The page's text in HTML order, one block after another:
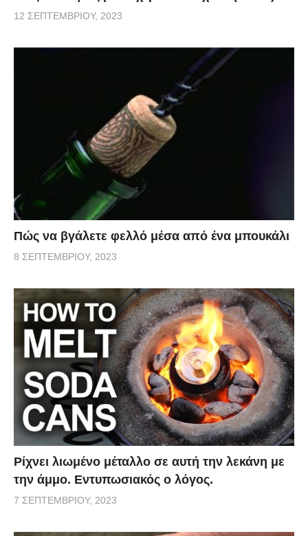
12 ΣΕΠΤΕΜΒΡΊΟΥ, 2023
Πώς να βγάλετε φελλό μέσα από ένα μπουκάλι
8 ΣΕΠΤΕΜΒΡΊΟΥ, 2023
Ρίχνει λιωμένο μέταλλο σε αυτή την λεκάνη με
την άμμο. Εντυπωσιακός ο λόγος.
7 ΣΕΠΤΕΜΒΡΊΟΥ, 2023